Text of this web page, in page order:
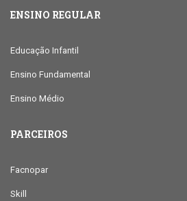
ENSINO REGULAR
Educação Infantil
Ensino Fundamental
Ensino Médio
PARCEIROS
Facnopar
Skill